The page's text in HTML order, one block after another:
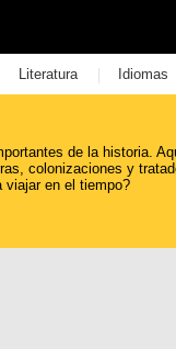
Literatura | Idiomas
de la historia.
colonizaciones y
viajar en el tiempo?